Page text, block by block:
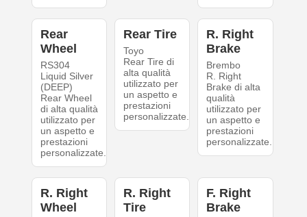
Rear
Wheel
RS304
Liquid Silver
(DEEP)
Rear Wheel
di alta qualità
utilizzato per
un aspetto e
prestazioni
personalizzate.
Rear Tire
Toyo
Rear Tire di
alta qualità
utilizzato per
un aspetto e
prestazioni
personalizzate.
R. Right
Brake
Brembo
R. Right
Brake di alta
qualità
utilizzato per
un aspetto e
prestazioni
personalizzate.
R. Right
Wheel
R. Right
Tire
F. Right
Brake